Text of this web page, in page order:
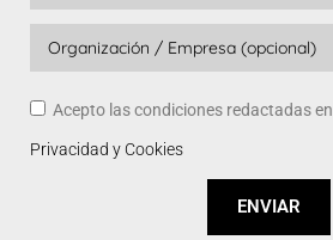
Acepto las condiciones redactadas en
Privacidad y Cookies
ENVIAR